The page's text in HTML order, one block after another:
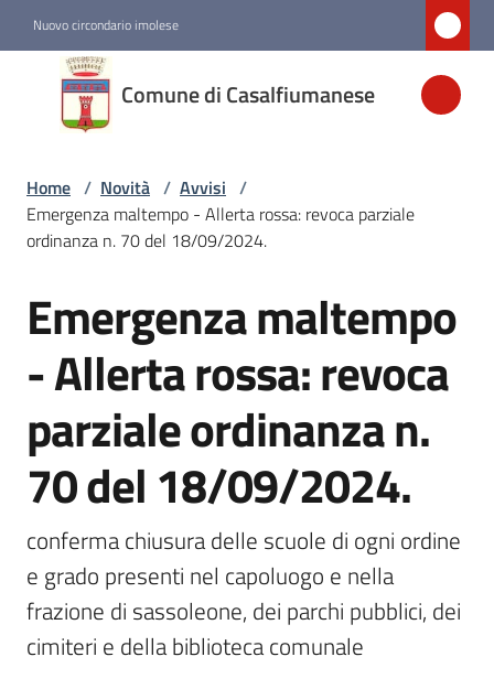
Nuovo circondario imolese
Comune di Casalfiumanese
Comune di
Casalfiumanese
Amministrazione
Casalfiumanese
5x1000
Servizi
on-
Home / Novità / Avvisi /
Emergenza maltempo - Allerta rossa: revoca parziale
ordinanza n. 70 del 18/09/2024.
Salta al contenuto
Emergenza maltempo
- Allerta rossa: revoca
parziale ordinanza n.
70 del 18/09/2024.
conferma chiusura delle scuole di ogni ordine
e grado presenti nel capoluogo e nella
frazione di sassoleone, dei parchi pubblici, dei
cimiteri e della biblioteca comunale